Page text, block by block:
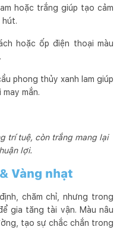
hoặc trắng giúp tạo cảm
hút.
hoặc ốp điện thoại màu
phong thủy xanh lam giúp
mắn.
trí tuệ, còn trắng mang lại
lợi.
Vàng nhạt
chăm chỉ, nhưng trong
gia tăng tài vận. Màu nâu
tạo sự chắc chắn trong